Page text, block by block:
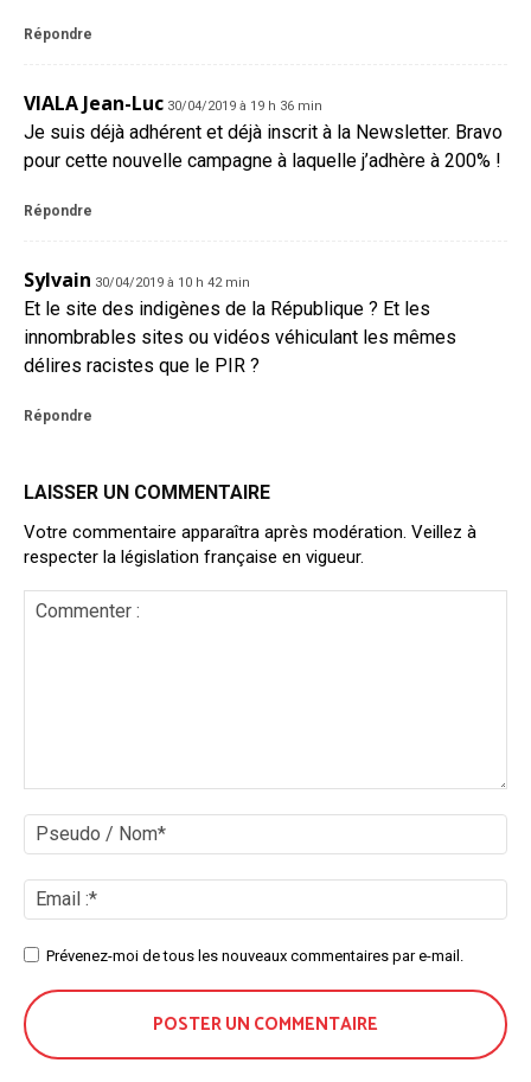
Répondre
VIALA Jean-Luc 30/04/2019 à 19 h 36 min
Je suis déjà adhérent et déjà inscrit à la Newsletter. Bravo
pour cette nouvelle campagne à laquelle j’adhère à 200% !
Répondre
Sylvain 30/04/2019 à 10 h 42 min
Et le site des indigènes de la République ? Et les
innombrables sites ou vidéos véhiculant les mêmes
délires racistes que le PIR ?
Répondre
LAISSER UN COMMENTAIRE
Votre commentaire apparaîtra après modération. Veillez à
respecter la législation française en vigueur.
/
:*
SitePrévenez-moi de tous les nouveaux commentaires par e-mail.